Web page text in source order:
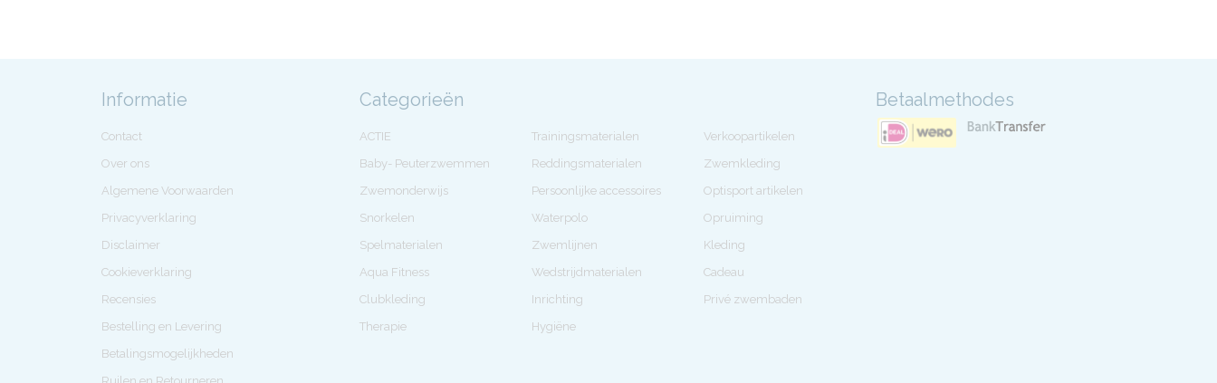
Informatie
Contact
Over ons
Algemene Voorwaarden
Privacyverklaring
Disclaimer
Cookieverklaring
Recensies
Bestelling en Levering
Betalingsmogelijkheden
Categorieën
ACTIE
Baby- Peuterzwemmen
Zwemonderwijs
Snorkelen
Spelmaterialen
Aqua Fitness
Clubkleding
Therapie
Trainingsmaterialen
Reddingsmaterialen
Persoonlijke accessoires
Waterpolo
Zwemlijnen
Wedstrijdmaterialen
Inrichting
Hygiëne
Verkoopartikelen
Zwemkleding
Optisport artikelen
Opruiming
Kleding
Cadeau
Privé zwembaden
Betaalmethodes